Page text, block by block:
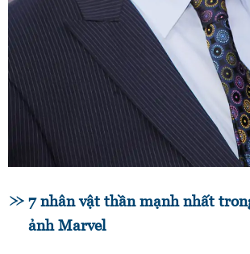
7 nhân vật thần mạnh nhất
ảnh Marvel